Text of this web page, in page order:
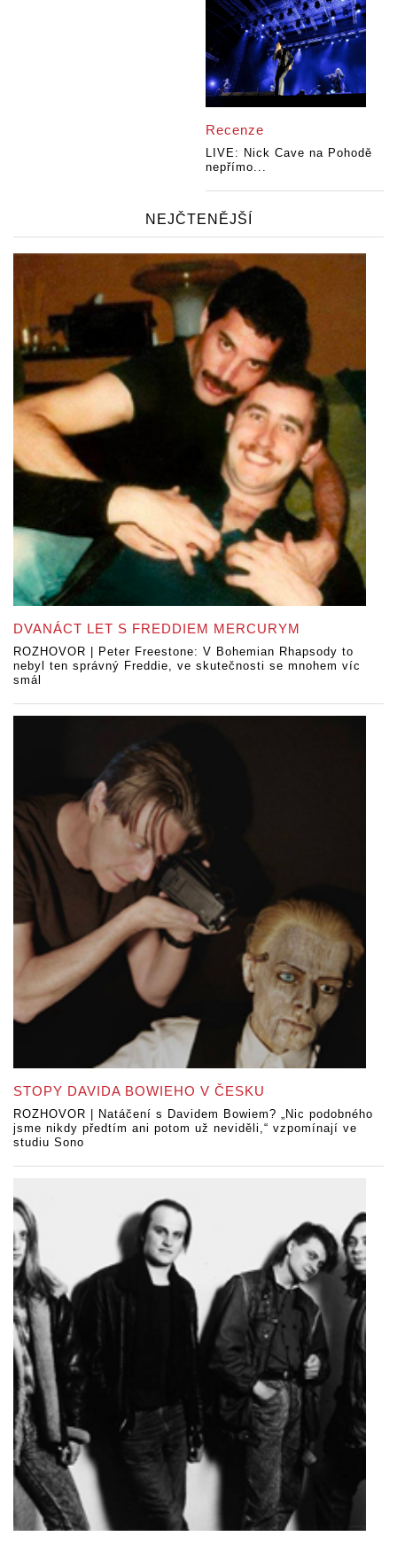
Recenze
LIVE: Nick Cave na Pohodě
nepřímo...
NEJČTENĚJŠÍ
DVANÁCT LET S FREDDIEM MERCURYM
ROZHOVOR | Peter Freestone: V Bohemian Rhapsody to
nebyl ten správný Freddie, ve skutečnosti se mnohem víc
smál
STOPY DAVIDA BOWIEHO V ČESKU
ROZHOVOR | Natáčení s Davidem Bowiem? „Nic podobného
jsme nikdy předtím ani potom už neviděli,“ vzpomínají ve
studiu Sono